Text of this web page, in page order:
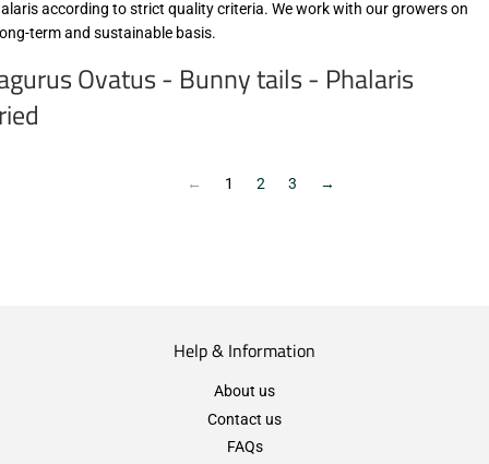
according to strict quality criteria. We work with our growers on
term and sustainable basis.
Ovatus - Bunny tails - Phalaris
← 1 2 3 →
Help & Information
About us
Contact us
FAQs